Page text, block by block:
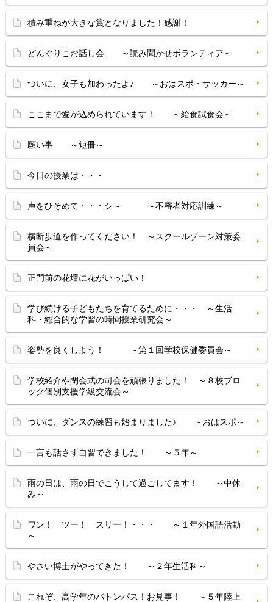
積み重ねが大きな賞となりました！感謝！
どんぐりこお話し会 ～読み聞かせボランティア～
ついに、女子も加わったよ♪ ～おはスポ・サッカー～
ここまで愛が込められています！ ～給食試食会～
願い事 ～短冊～
今日の授業は・・・
声をひそめて・・・シ～ ～不審者対応訓練～
横断歩道を作ってください！ ～スクールゾーン対策委
員会～
正門前の花壇に花がいっぱい！
学び続ける子どもたちを育てるために・・・ ～生活
科・総合的な学習の時間授業研究会～
姿勢を良くしよう！ ～第１回学校保健委員会～
学校紹介や閉会式の司会を頑張りました！ ～８校ブロ
ック個別支援学級交流会～
ついに、ダンスの練習も始まりました♪ ～おはスポ～
一言も話さず自習できました！ ～５年～
雨の日は、雨の日でこうして過ごしてます！ ～中休
み～
ワン！ ツー！ スリー！・・・ ～１年外国語活動
～
やさい博士がやってきた！ ～２年生活科～
これぞ、高学年のバトンパス！お見事！ ～５年陸上